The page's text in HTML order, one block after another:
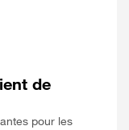
de
pour les